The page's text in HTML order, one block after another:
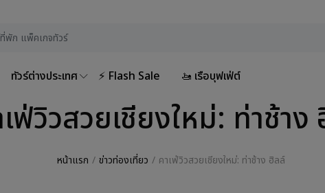
ทัวร์ต่างประเทศ ⚡ Flash Sale 🚤 เรือบุฟเฟ่ต์
ฟ่วิวสวยเชียงใหม่: ท่าช้าง
หน้าแรก ข่าวท่องเที่ยว คาเฟ่วิวสวยเชียงใหม่: ท่าช้าง ฮิลล์